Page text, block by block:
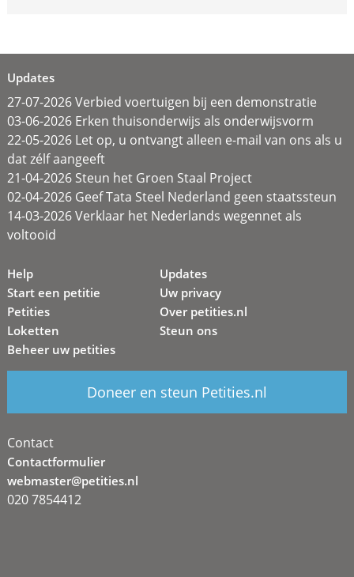
Updates
27-07-2026 Verbied voertuigen bij een demonstratie
03-06-2026 Erken thuisonderwijs als onderwijsvorm
22-05-2026 Let op, u ontvangt alleen e-mail van ons als u
dat zélf aangeeft
21-04-2026 Steun het Groen Staal Project
02-04-2026 Geef Tata Steel Nederland geen staatssteun
14-03-2026 Verklaar het Nederlands wegennet als
voltooid
Help
Start een petitie
Petities
Loketten
Beheer uw petities
Updates
Uw privacy
Over petities.nl
Steun ons
Doneer en steun Petities.nl
Contact
Contactformulier
webmaster@petities.nl
020 7854412